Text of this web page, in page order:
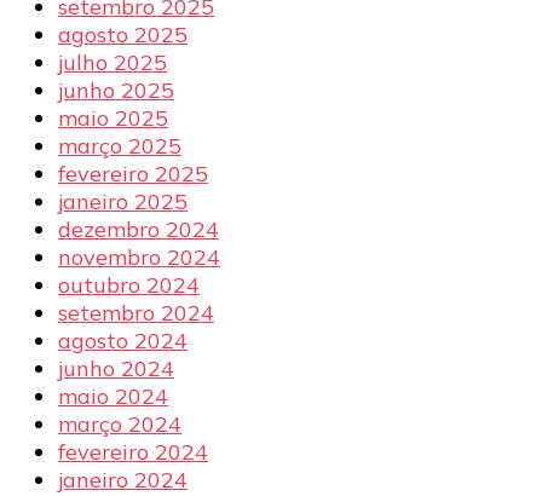
setembro 2025
agosto 2025
julho 2025
junho 2025
maio 2025
março 2025
fevereiro 2025
janeiro 2025
dezembro 2024
novembro 2024
outubro 2024
setembro 2024
agosto 2024
junho 2024
maio 2024
março 2024
fevereiro 2024
janeiro 2024